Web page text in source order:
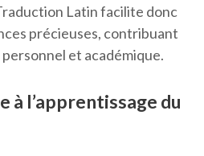
Latin facilite donc
précieuses, contribuant
et académique.
l’apprentissage du